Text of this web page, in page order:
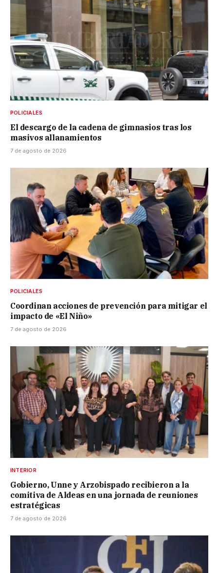
POLICIALES
El descargo de la cadena de gimnasios tras los
masivos allanamientos
7 de agosto de 2026
POLICIALES
Coordinan acciones de prevención para mitigar el
impacto de «El Niño»
7 de agosto de 2026
INTERIOR
Gobierno, Unne y Arzobispado recibieron a la
comitiva de Aldeas en una jornada de reuniones
estratégicas
7 de agosto de 2026